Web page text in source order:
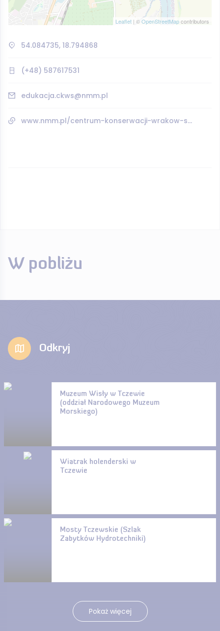
Leaflet | ©OpenStreetMapcontributors
54.084735, 18.794868
(+48) 587617531
edukacja.ckws@nmm.pl
www.nmm.pl/centrum-konserwacji-wrakow-statkow
W pobliżu
Odkryj
Muzeum Wisły w Tczewie
(oddział Narodowego Muzeum
Morskiego)
Wiatrak holenderski w
Tczewie
Mosty Tczewskie (Szlak
Zabytków Hydrotechniki)
Pokaż więcej